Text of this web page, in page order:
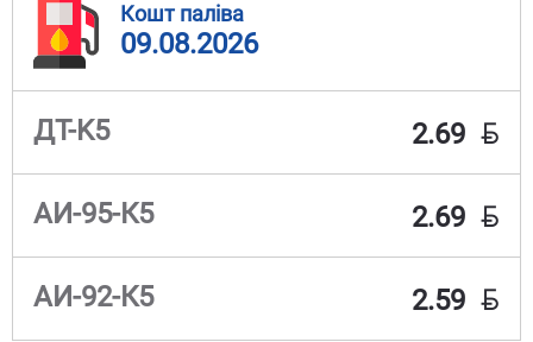
Кошт паліва
09.08.2026
ДТ-K5 2.69 BYN
АИ-95-К5 2.69 BYN
АИ-92-К5 2.59 BYN